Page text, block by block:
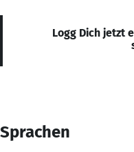
Logg Dich jetzt
Sprachen